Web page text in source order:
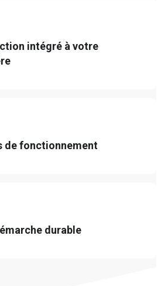
intégré à votre
de fonctionnement
durable